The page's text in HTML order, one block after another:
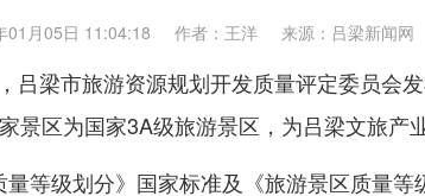
01月05日 11:04:18 作者：王洋 来源：吕梁新闻网
吕梁市旅游资源规划开发质量评定委员会
景区为国家3A级旅游景区，为吕梁文旅产
等级划分》国家标准及《旅游景区质量